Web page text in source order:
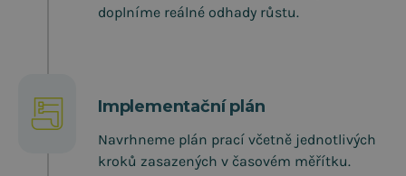
doplníme reálné odhady růstu.
Implementační plán
Navrhneme plán prací včetně jednotlivých
kroků zasazených v časovém měřítku.